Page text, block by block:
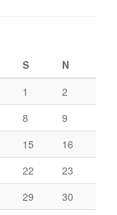
S N
1
2
8
9
15
16
22
23
29
30